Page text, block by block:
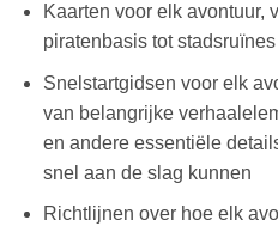
Kaarten voor elk avontuur,
piratenbasis tot stadsruïnes
Snelstartgidsen voor elk
van belangrijke
en andere essentiële
snel aan de slag kunnen
Richtlijnen over hoe elk